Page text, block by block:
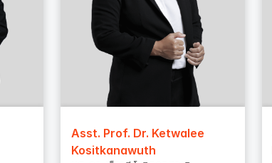
Asst. Prof. Dr. Ketwalee
Kositkanawuth